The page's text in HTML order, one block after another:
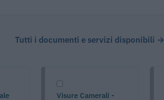
Tutti i documenti e servizi disponibili →
Visure Camerali -